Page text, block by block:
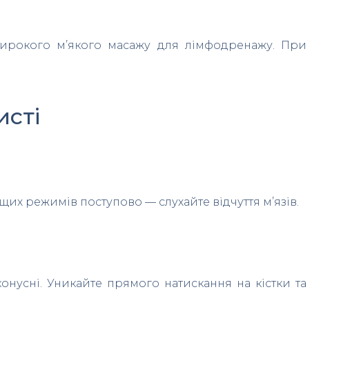
м’якого масажу для лімфодренажу. При
режимів поступово — слухайте відчуття м’язів.
Уникайте прямого натискання на кістки та